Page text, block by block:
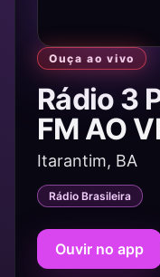
Ouça ao vivo
Rádio 3
FM AO
Itarantim, BA
Rádio Brasileira
Ouvir no app